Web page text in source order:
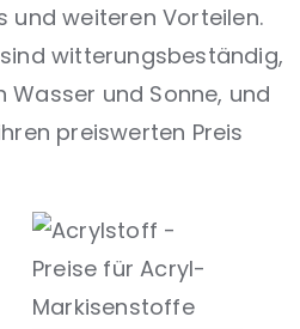
und weiteren Vorteilen.
witterungsbeständig,
Wasser und Sonne, und
preiswerten Preis